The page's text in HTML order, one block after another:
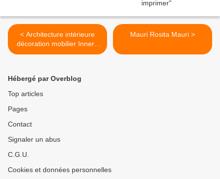
< Architecture intérieure
décoration mobilier Innere
Architektur Ausstattung -
Mauri Rosita Mauri >
Hébergé par Overblog
Top articles
Pages
Contact
Signaler un abus
C.G.U.
Cookies et données personnelles